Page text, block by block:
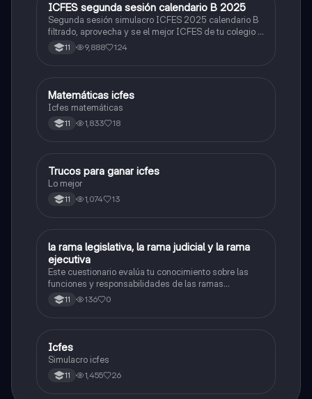
ICFES: Lectura Crítica
ICFES segunda sesión calendario B 2025
Segunda sesión simulacro ICFES 2025 calendario B
filtrado, aprovecha y se el mejor ICFES de tu colegio y
poder ingresar a universidad, y estudiar aquella
carrera con la que tanto sueñas.
11 9,888 124
ICFES: Matemáticas
Matemáticas icfes
Icfes matemáticas
11 1,833 18
Química
Trucos para ganar icfes
Lo mejor
11 1,074 13
LSociales/Historia
la rama legislativa, la rama judicial y la rama
ejecutiva
Este cuestionario evalúa tu conocimiento sobre las
funciones y responsabilidades de las ramas
legislativa, judicial y ejecutiva.
11 136 0
ICFES: Sociales y Ciudadanas
Icfes
Simulacro icfes
11 1,455 26